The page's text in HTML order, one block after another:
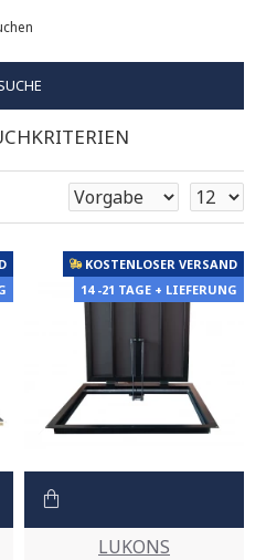
KOSTENLOSER VERSAND
14 -21 TAGE + LIEFERUNG
LUKONS